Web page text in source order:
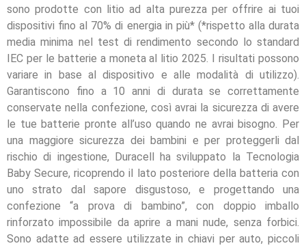
sono prodotte con litio ad alta purezza per offrire ai tuoi
dispositivi fino al 70% di energia in più* (*rispetto alla durata
media minima nel test di rendimento secondo lo standard
IEC per le batterie a moneta al litio 2025. I risultati possono
variare in base al dispositivo e alle modalità di utilizzo).
Garantiscono fino a 10 anni di durata se correttamente
conservate nella confezione, così avrai la sicurezza di avere
le tue batterie pronte all’uso quando ne avrai bisogno. Per
una maggiore sicurezza dei bambini e per proteggerli dal
rischio di ingestione, Duracell ha sviluppato la Tecnologia
Baby Secure, ricoprendo il lato posteriore della batteria con
uno strato dal sapore disgustoso, e progettando una
confezione “a prova di bambino”, con doppio imballo
rinforzato impossibile da aprire a mani nude, senza forbici.
Sono adatte ad essere utilizzate in chiavi per auto, piccoli